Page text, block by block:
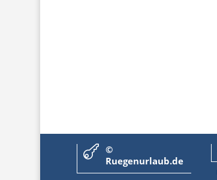
 ©
Ruegenurlaub.de